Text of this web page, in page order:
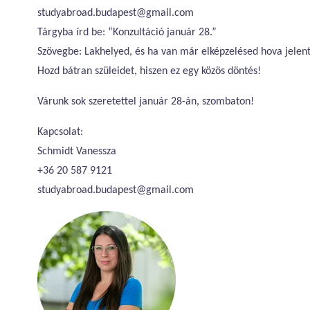
studyabroad.budapest@gmail.com
Tárgyba írd be: “Konzultáció január 28.”
Szövegbe: Lakhelyed, és ha van már elképzelésed hova
Hozd bátran szüleidet, hiszen ez egy közös döntés!
Várunk sok szeretettel január 28-án, szombaton!
Kapcsolat:
Schmidt Vanessza
+36 20 587 9121
studyabroad.budapest@gmail.com